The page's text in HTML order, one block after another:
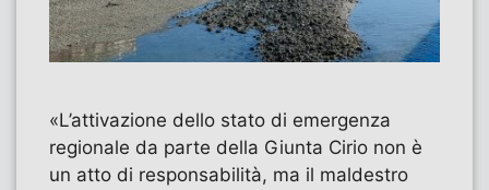
«L’attivazione dello stato di emergenza
regionale da parte della Giunta Cirio non è
un atto di responsabilità, ma il maldestro